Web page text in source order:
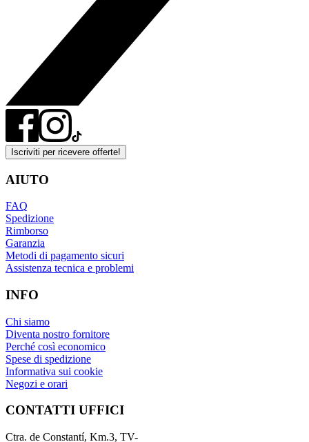
Iscriviti per ricevere offerte!
AIUTO
FAQ
Spedizione
Rimborso
Garanzia
Metodi di pagamento sicuri
Assistenza tecnica e problemi
INFO
Chi siamo
Diventa nostro fornitore
Perché così economico
Spese di spedizione
Informativa sui cookie
Negozi e orari
CONTATTI UFFICI
Ctra. de Constantí, Km.3, TV-